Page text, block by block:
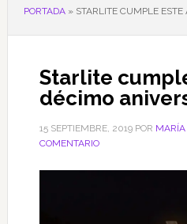
PORTADA» STARLITE CUMPLE
Starlite
décimo
15 SEPTIEMBRE, 2019POR MARÍA
COMENTARIO